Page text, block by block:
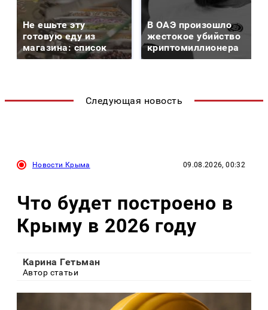
Не ешьте эту
готовую еду из
магазина: список
В ОАЭ произошло
жестокое убийство
криптомиллионера
Следующая новость
Новости Крыма 09.08.2026, 00:32
Что будет построено в
Крыму в 2026 году
Карина Гетьман
Автор статьи